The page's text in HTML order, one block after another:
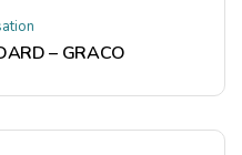
– GRACO